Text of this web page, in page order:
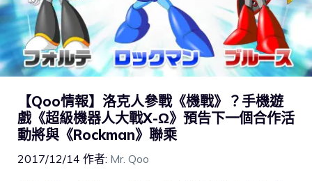
【Qoo情報】洛克人參戰《機戰》？手機遊
戲《超級機器人大戰X-Ω》預告下一個合作活
動將與《Rockman》聯乘
2017/12/14 作者: Mr. Qoo